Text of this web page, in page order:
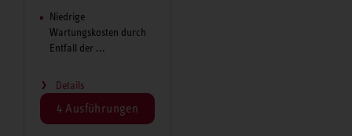
Niedrige
Wartungskosten durch
Entfall der ...
Details
4 Ausführungen